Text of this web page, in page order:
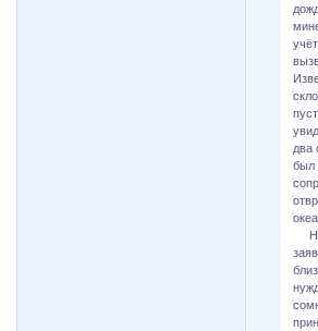
два
был
На